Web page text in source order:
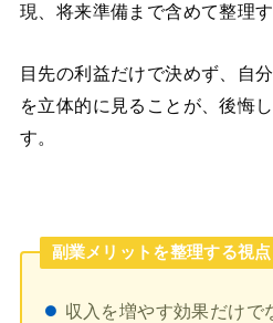
現、将来準備まで含めて整理
目先の利益だけで決めず、自
を立体的に見ることが、後悔
す。
副業メリットを整理する視点
収入を増やす効果だけで